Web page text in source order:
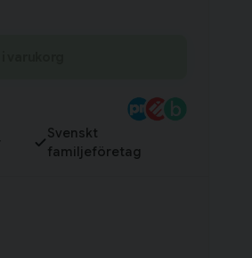
Svenskt
familjeföretag